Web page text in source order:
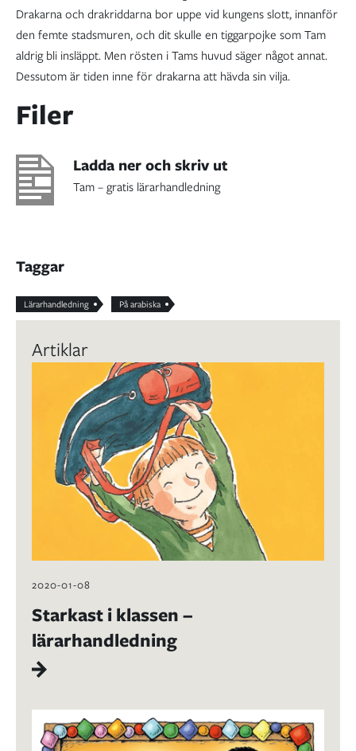
Drakarna och drakriddarna bor uppe vid kungens slott, innanför
den femte stadsmuren, och dit skulle en tiggarpojke som Tam
aldrig bli insläppt. Men rösten i Tams huvud säger något annat.
Dessutom är tiden inne för drakarna att hävda sin vilja.
Filer
Ladda ner och skriv ut
Tam – gratis lärarhandledning
Taggar
Lärarhandledning På arabiska
Artiklar
2020-01-08
Starkast i klassen –
lärarhandledning